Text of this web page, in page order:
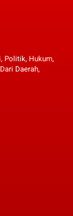
Politik, Hukum,
Daerah,